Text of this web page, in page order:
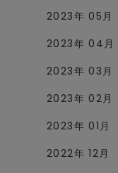
2023年 05月
2023年 04月
2023年 03月
2023年 02月
2023年 01月
2022年 12月